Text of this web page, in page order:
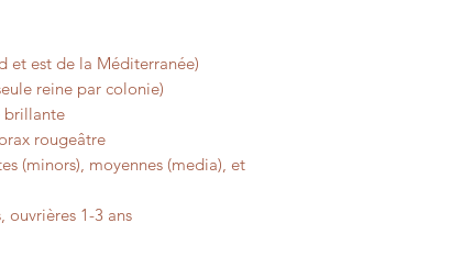
et est de la Méditerranée)
reine par colonie)
brillante
rougeâtre
(minors), moyennes (media), et
ouvrières 1-3 ans